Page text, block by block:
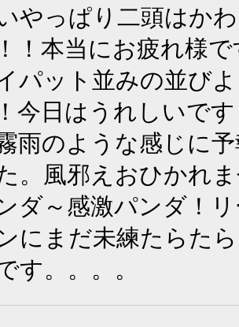
やっぱり二頭はか
！本当にお疲れ様
パット並みの並び
今日はうれしいで
雨のような感じに
。風邪えおひかれ
ダ～感激パンダ！
にまだ未練たらた
す。。。。